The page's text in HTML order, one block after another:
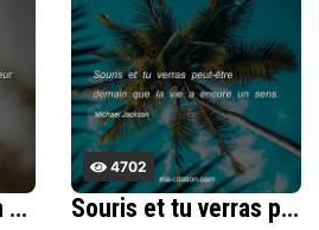
Tu n'as encore rien vu et le meilleur est encore Ã venir.
4702
Souris et tu verras peut-Ãªtre demain que la vie a encore un sens.